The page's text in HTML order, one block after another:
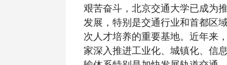
艰苦奋斗，北京交通大学已成为
发展，特别是交通行业和首都区
次人才培养的重要基地。近年来
家深入推进工业化、城镇化、信